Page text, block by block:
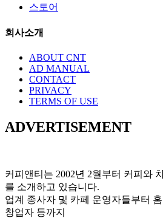
스토어
회사소개
ABOUT CNT
AD MANUAL
CONTACT
PRIVACY
TERMS OF USE
ADVERTISEMENT
커피앤티는 2002년 2월부터 커피와
를 소개하고 있습니다.
업계 종사자 및 카페 운영자들부터
창업자 등까지